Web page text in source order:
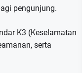
pengunjung.
K3 (Keselamatan
serta